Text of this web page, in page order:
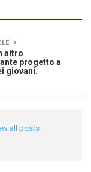
altro
progetto a
giovani.
all posts